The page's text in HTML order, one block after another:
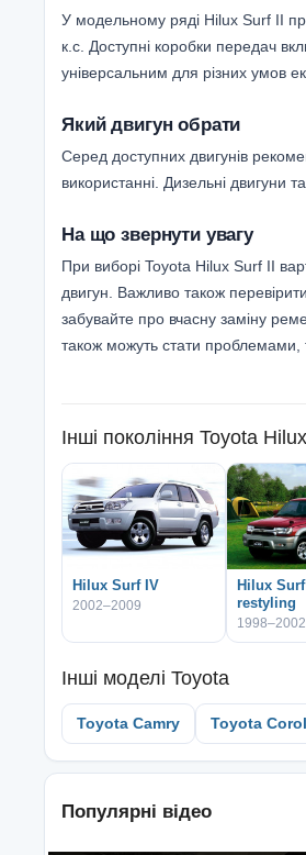
У модельному ряді Hilux Surf II
к.с. Доступні коробки передач
універсальним для різних умов
Який двигун обрати
Серед доступних двигунів
використанні. Дизельні двигуни
На що звернути увагу
При виборі Toyota Hilux Surf II
двигун. Важливо також
забувайте про вчасну заміну
також можуть стати проблемами,
Інші покоління Toyota
Hilux Surf IV
2002–2009
Hilux Surf
restyling
1998–2002
Інші моделі Toyota
Toyota Camry Toyota
Популярні відео